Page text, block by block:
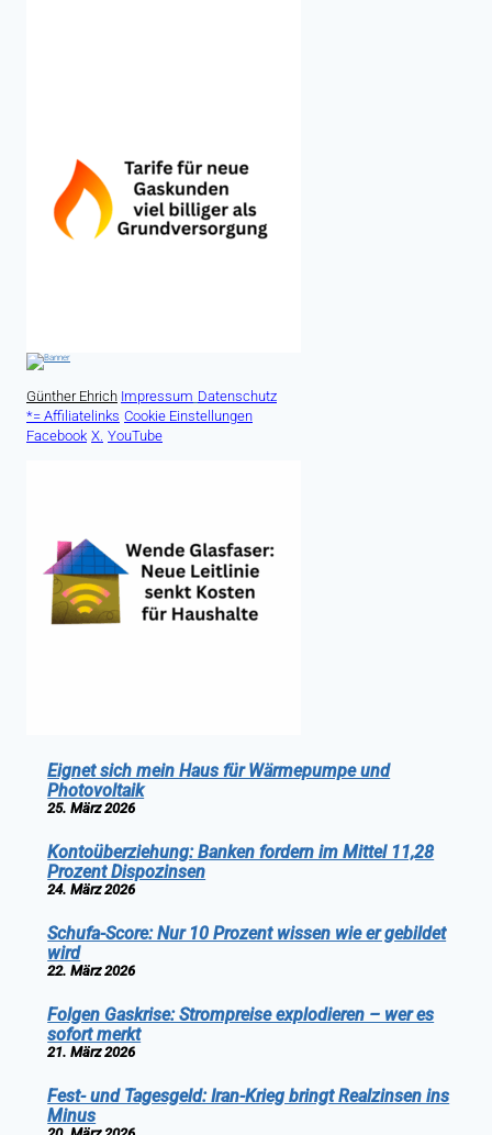
Günther Ehrich Impressum Datenschutz
*= Affiliatelinks Cookie Einstellungen
Facebook X. YouTube
Eignet sich mein Haus für Wärmepumpe und
Photovoltaik
25. März 2026
Kontoüberziehung: Banken fordern im Mittel 11,28
Prozent Dispozinsen
24. März 2026
Schufa-Score: Nur 10 Prozent wissen wie er gebildet
wird
22. März 2026
Folgen Gaskrise: Strompreise explodieren – wer es
sofort merkt
21. März 2026
Fest- und Tagesgeld: Iran-Krieg bringt Realzinsen ins
Minus